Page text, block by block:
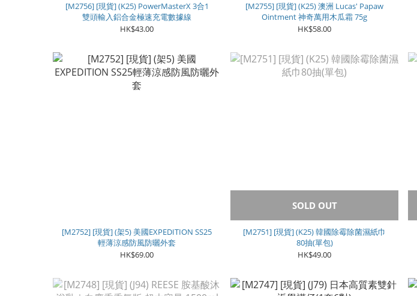
[M2756] [現貨] (K25) PowerMasterX 3合1
雙頭輸入鋁合金極速充電數據線
HK$43.00
[M2755] [現貨] (K25) 澳洲 Lucas' Papaw
Ointment 神奇萬用木瓜霜 75g
HK$58.00
[M2752] [現貨] (架5) 美國EXPEDITION SS25
輕薄涼感防風防曬外套
HK$69.00
SOLD OUT
[M2751] [現貨] (K25) 韓國除霉除菌濕紙巾
80抽(單包)
HK$49.00